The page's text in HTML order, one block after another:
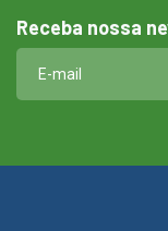
Receba nossa